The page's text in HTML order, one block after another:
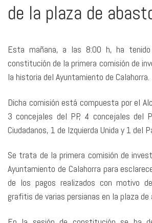
de la plaza de
Esta mañana, a las 8:00 h, ha
constitución de la primera comisión de
la historia del Ayuntamiento de Calahorra.
Dicha comisión está compuesta por el
3 concejales del PP, 4 concejales del
Ciudadanos, 1 de Izquierda Unida y 1 del
Se trata de la primera comisión de
Ayuntamiento de Calahorra para
de los pagos realizados con motivo
grafitis de varias persianas en la plaza